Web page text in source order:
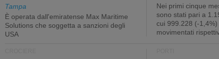
Tampa
È operata dall'emiratense Max Maritime
Solutions che soggetta a sanzioni degli
USA
Nei primi cinque
sono stati pari a
cui 999.228 (-
movimentati